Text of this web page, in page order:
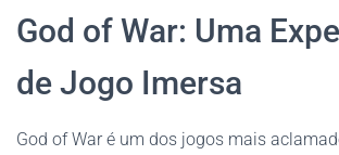
God of War: Uma
de Jogo Imersa
God of War é um dos jogos mais